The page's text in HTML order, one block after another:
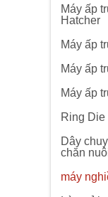
Máy ấp
Hatcher
Máy ấp
Máy ấp
Máy ấp
Ring Die
Dây
chăn
máy